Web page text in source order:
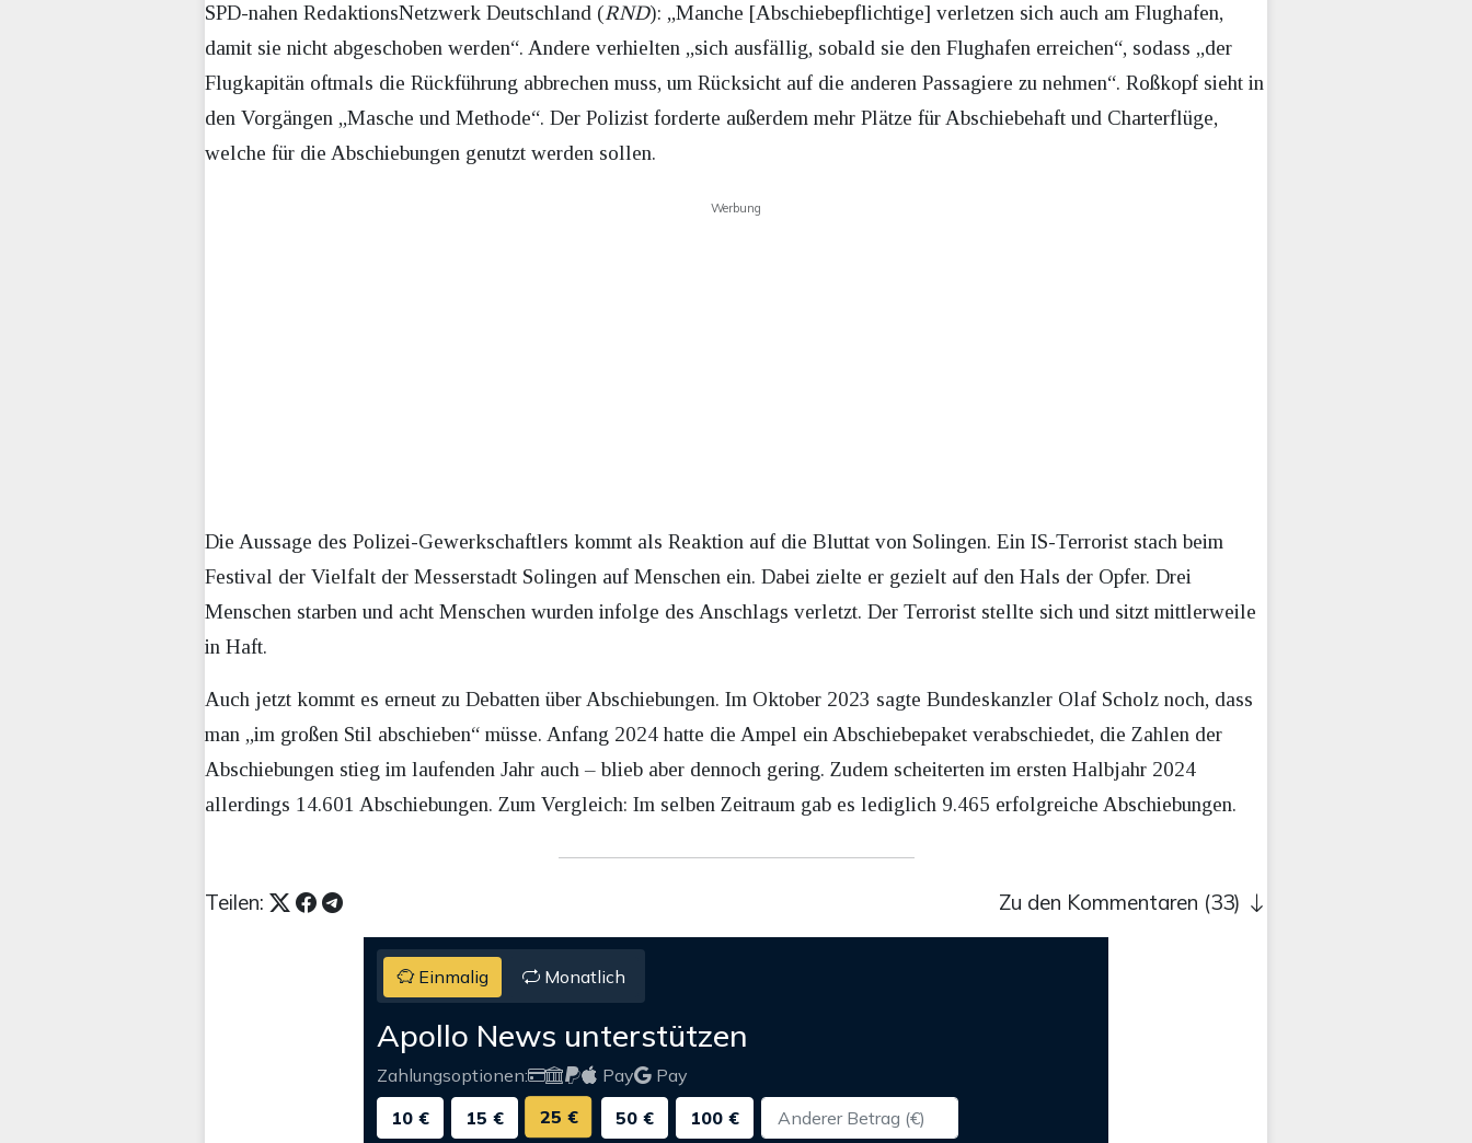
SPD-nahen RedaktionsNetzwerk Deutschland (RND): „Manche [Abschiebepflichtige] verletzen sich auch am Flughafen,
damit sie nicht abgeschoben werden“. Andere verhielten „sich ausfällig, sobald sie den Flughafen erreichen“, sodass „der
Flugkapitän oftmals die Rückführung abbrechen muss, um Rücksicht auf die anderen Passagiere zu nehmen“. Roßkopf sieht in
den Vorgängen „Masche und Methode“. Der Polizist forderte außerdem mehr Plätze für Abschiebehaft und Charterflüge,
welche für die Abschiebungen genutzt werden sollen.
Werbung
Die Aussage des Polizei-Gewerkschaftlers kommt als Reaktion auf die Bluttat von Solingen. Ein IS-Terrorist stach beim
Festival der Vielfalt der Messerstadt Solingen auf Menschen ein. Dabei zielte er gezielt auf den Hals der Opfer. Drei
Menschen starben und acht Menschen wurden infolge des Anschlags verletzt. Der Terrorist stellte sich und sitzt mittlerweile
in Haft.
Auch jetzt kommt es erneut zu Debatten über Abschiebungen. Im Oktober 2023 sagte Bundeskanzler Olaf Scholz noch, dass
man „im großen Stil abschieben“ müsse. Anfang 2024 hatte die Ampel ein Abschiebepaket verabschiedet, die Zahlen der
Abschiebungen stieg im laufenden Jahr auch – blieb aber dennoch gering. Zudem scheiterten im ersten Halbjahr 2024
allerdings 14.601 Abschiebungen. Zum Vergleich: Im selben Zeitraum gab es lediglich 9.465 erfolgreiche Abschiebungen.
Teilen: Zu den Kommentaren (33)
Einmalig Monatlich
Apollo News unterstützen
Zahlungsoptionen: Pay
Pay
10 €
15 € 25 € 50 € 100 €